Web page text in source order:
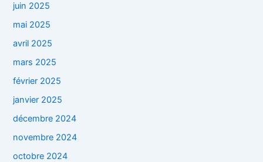
juin 2025
mai 2025
avril 2025
mars 2025
février 2025
janvier 2025
décembre 2024
novembre 2024
octobre 2024